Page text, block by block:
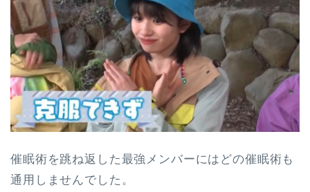
催眠術を跳ね返した最強メンバーにはどの催眠術も
通用しませんでした。